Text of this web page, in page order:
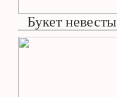
Букет невесты